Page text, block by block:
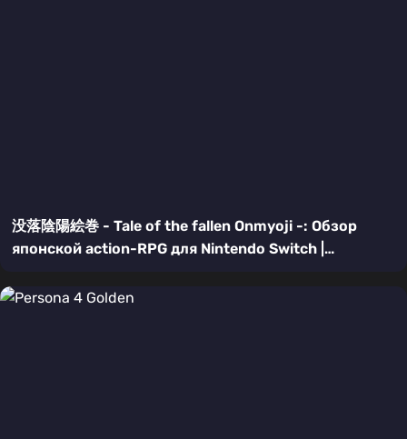
没落陰陽絵巻 - Tale of the fallen Onmyoji -: Обзор
японской action-RPG для Nintendo Switch |